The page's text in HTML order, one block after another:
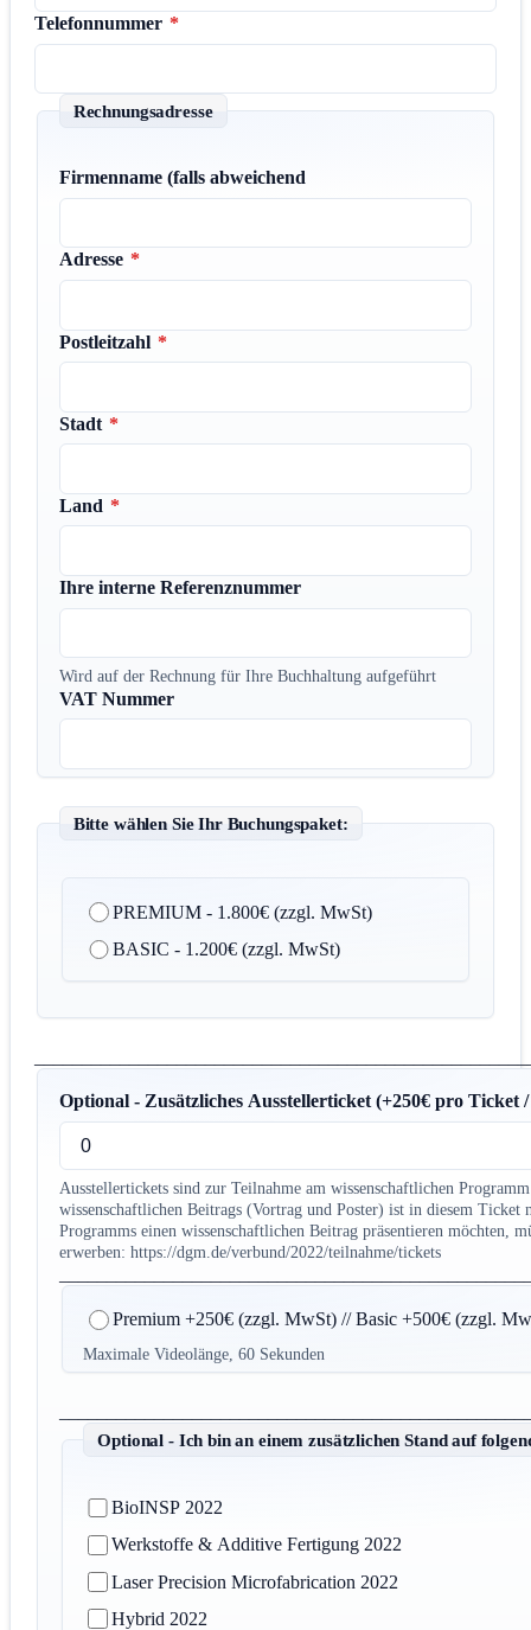
Telefonnummer *
Rechnungsadresse
Firmenname (falls abweichend
Adresse *
Postleitzahl *
Stadt *
Land *
Ihre interne Referenznummer
Wird auf der Rechnung für Ihre Buchhaltung aufgeführt
VAT Nummer
Bitte wählen Sie Ihr Buchungspaket:
Virtueller Messestand*
PREMIUM - 1.800€ (zzgl. MwSt)
BASIC - 1.200€ (zzgl. MwSt)
Optional - Zusätzliches Ausstellerticket (+250€ pro Ticket
Ausstellertickets sind zur Teilnahme am wissenschaftlichen
wissenschaftlichen Beitrags (Vortrag und Poster) ist in diesem
Programms einen wissenschaftlichen Beitrag präsentieren möchten,
erwerben: https://dgm.de/verbund/2022/teilnahme/tickets
Optional - Ein Werbevideo vor einem Plenarvortrag
Premium +250€ (zzgl. MwSt) // Basic +500€ (zzgl.
Maximale Videolänge, 60 Sekunden
Optional - Ich bin an einem zusätzlichen Stand auf
BioINSP 2022
Werkstoffe & Additive Fertigung 2022
Laser Precision Microfabrication 2022
Hybrid 2022